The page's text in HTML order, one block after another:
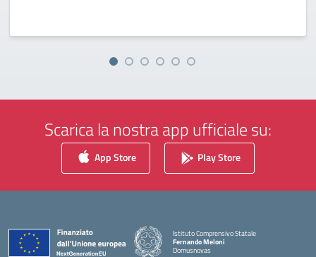
Scarica la nostra app ufficiale su:
App Store Play Store
Istituto Comprensivo Statale
Fernando Meloni
Domusnovas